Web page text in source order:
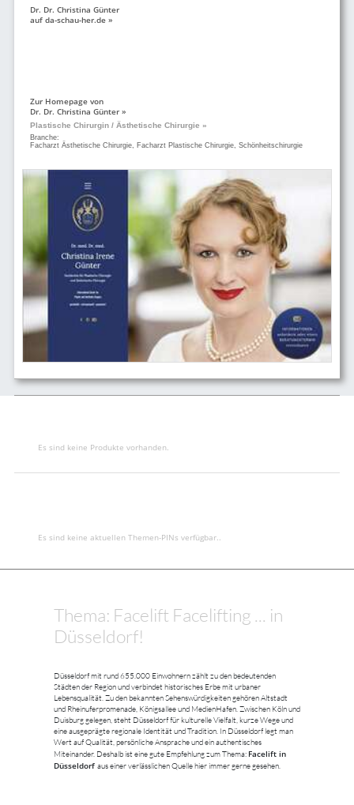
Dr. Dr. Christina Günter
auf da-schau-her.de »
Zur Homepage von
Dr. Dr. Christina Günter »
Plastische Chirurgin / Ästhetische Chirurgie »
Branche:
Facharzt Ästhetische Chirurgie, Facharzt Plastische Chirurgie, Schönheitschirurgie
Es sind keine Produkte vorhanden.
Es sind keine aktuellen Themen-PINs verfügbar..
Thema: Facelift Facelifting ... in
Düsseldorf!
Düsseldorf mit rund 655.000 Einwohnern zählt zu den bedeutenden
Städten der Region und verbindet historisches Erbe mit urbaner
Lebensqualität. Zu den bekannten Sehenswürdigkeiten gehören Altstadt
und Rheinuferpromenade, Königsallee und MedienHafen. Zwischen Köln und
Duisburg gelegen, steht Düsseldorf für kulturelle Vielfalt, kurze Wege und
eine ausgeprägte regionale Identität und Tradition. In Düsseldorf legt man
Wert auf Qualität, persönliche Ansprache und ein authentisches
Miteinander. Deshalb ist eine gute Empfehlung zum Thema: Facelift in
Düsseldorf aus einer verlässlichen Quelle hier immer gerne gesehen.